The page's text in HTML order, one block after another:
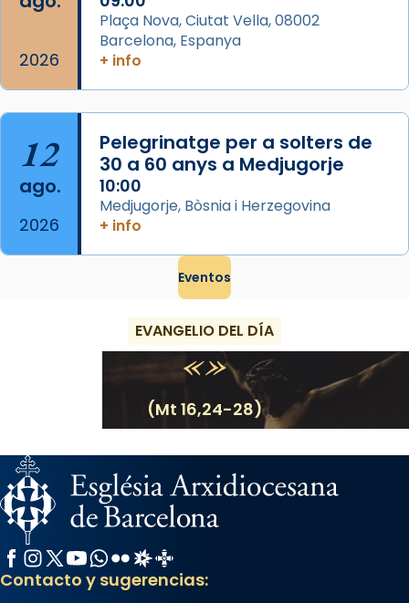
View on Facebook · Share
2026
Plaça Nova, Ciutat Vella, 08002
Barcelona, Espanya
+ info
12
ago.
2026
Pelegrinatge per a solters de
30 a 60 anys a Medjugorje
10:00
Medjugorje, Bòsnia i Herzegovina
+ info
Eventos
EVANGELIO DEL DÍA
(Mt 16,24-28)
Facebook
Instagram
X / Twitter
YouTube
WhatsApp
FlickrRadio Estel
Catalunya Cristiana
Contacto y sugerencias: